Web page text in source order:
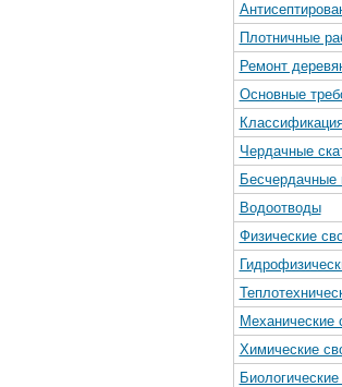
Плотничные
Ремонт
Основные
Чердачные
Бесчердачные
Водоотводы
Физические
Механические
Химические